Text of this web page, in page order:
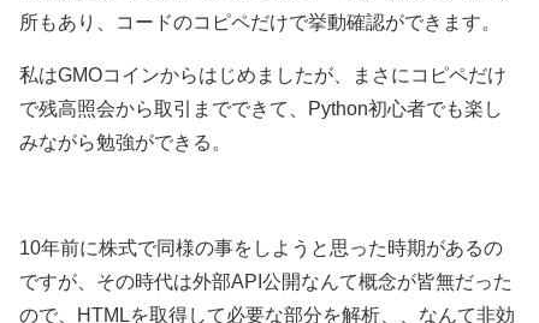
所もあり、コードのコピペだけで挙動確認ができます。
私はGMOコインからはじめましたが、まさにコピペだけ
で残高照会から取引までできて、Python初心者でも楽し
みながら勉強ができる。
10年前に株式で同様の事をしようと思った時期があるの
ですが、その時代は外部API公開なんて概念が皆無だった
ので、HTMLを取得して必要な部分を解析、、なんて非効